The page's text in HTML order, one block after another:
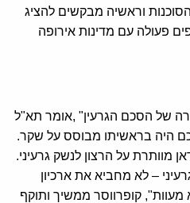
הסוכנות וראשיה מבקשים להציג
פעולה עם מדינות אירופה
של הסכם הגרעין" ,אומר תא"ל
היה בראשיתו מבוסס על שקר.
מוותרת על הרצון לנשק גרעיני.
– לא מחביא את ארכיון
מעוות", קופרווסר ממשיך ותוקף